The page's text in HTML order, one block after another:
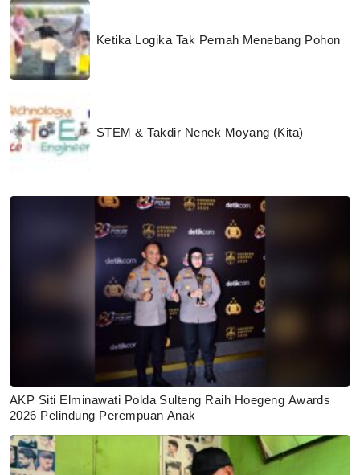
Ketika Logika Tak Pernah Menebang Pohon
STEM & Takdir Nenek Moyang (Kita)
AKP Siti Elminawati Polda Sulteng Raih Hoegeng Awards
2026 Pelindung Perempuan Anak